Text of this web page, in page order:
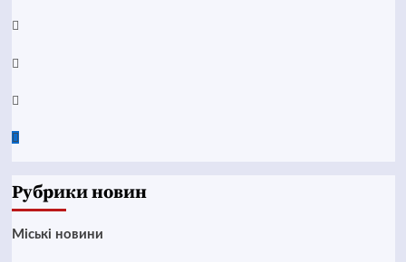
Telegram
Instagram
Twitter
Google
Рубрики новин
Mіські новини